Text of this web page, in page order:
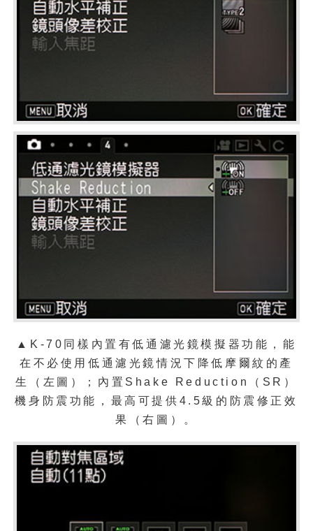
▲K-70同樣內置有低通濾光鏡模擬器功能，能
在不必使用低通濾光鏡情況下降低摩爾紋的產
生（左圖）；內置Shake Reduction（SR）
機身防震功能，最高可提供4.5級的防震修正效
果（右圖）。